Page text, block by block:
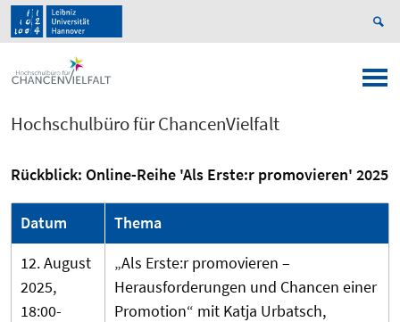
Hochschulbüro für ChancenVielfalt
Rückblick: Online-Reihe 'Als Erste:r promovieren' 2025
Datum
Thema
12. August
2025,
18:00-
„Als Erste:r promovieren –
Herausforderungen und Chancen einer
Promotion“ mit Katja Urbatsch,